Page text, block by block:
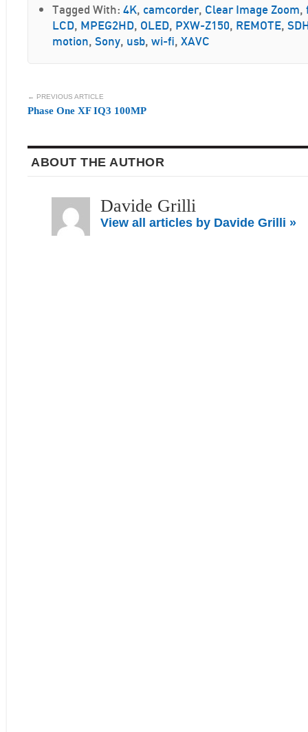
Tagged With: 4K, camcorder, Clear Image Zoom,
LCD, MPEG2HD, OLED, PXW-Z150, REMOTE,
motion, Sony, usb, wi-fi, XAVC
← PREVIOUS ARTICLE
Phase One XF IQ3 100MP
ABOUT THE AUTHOR
Davide Grilli
View all articles by Davide Grilli »